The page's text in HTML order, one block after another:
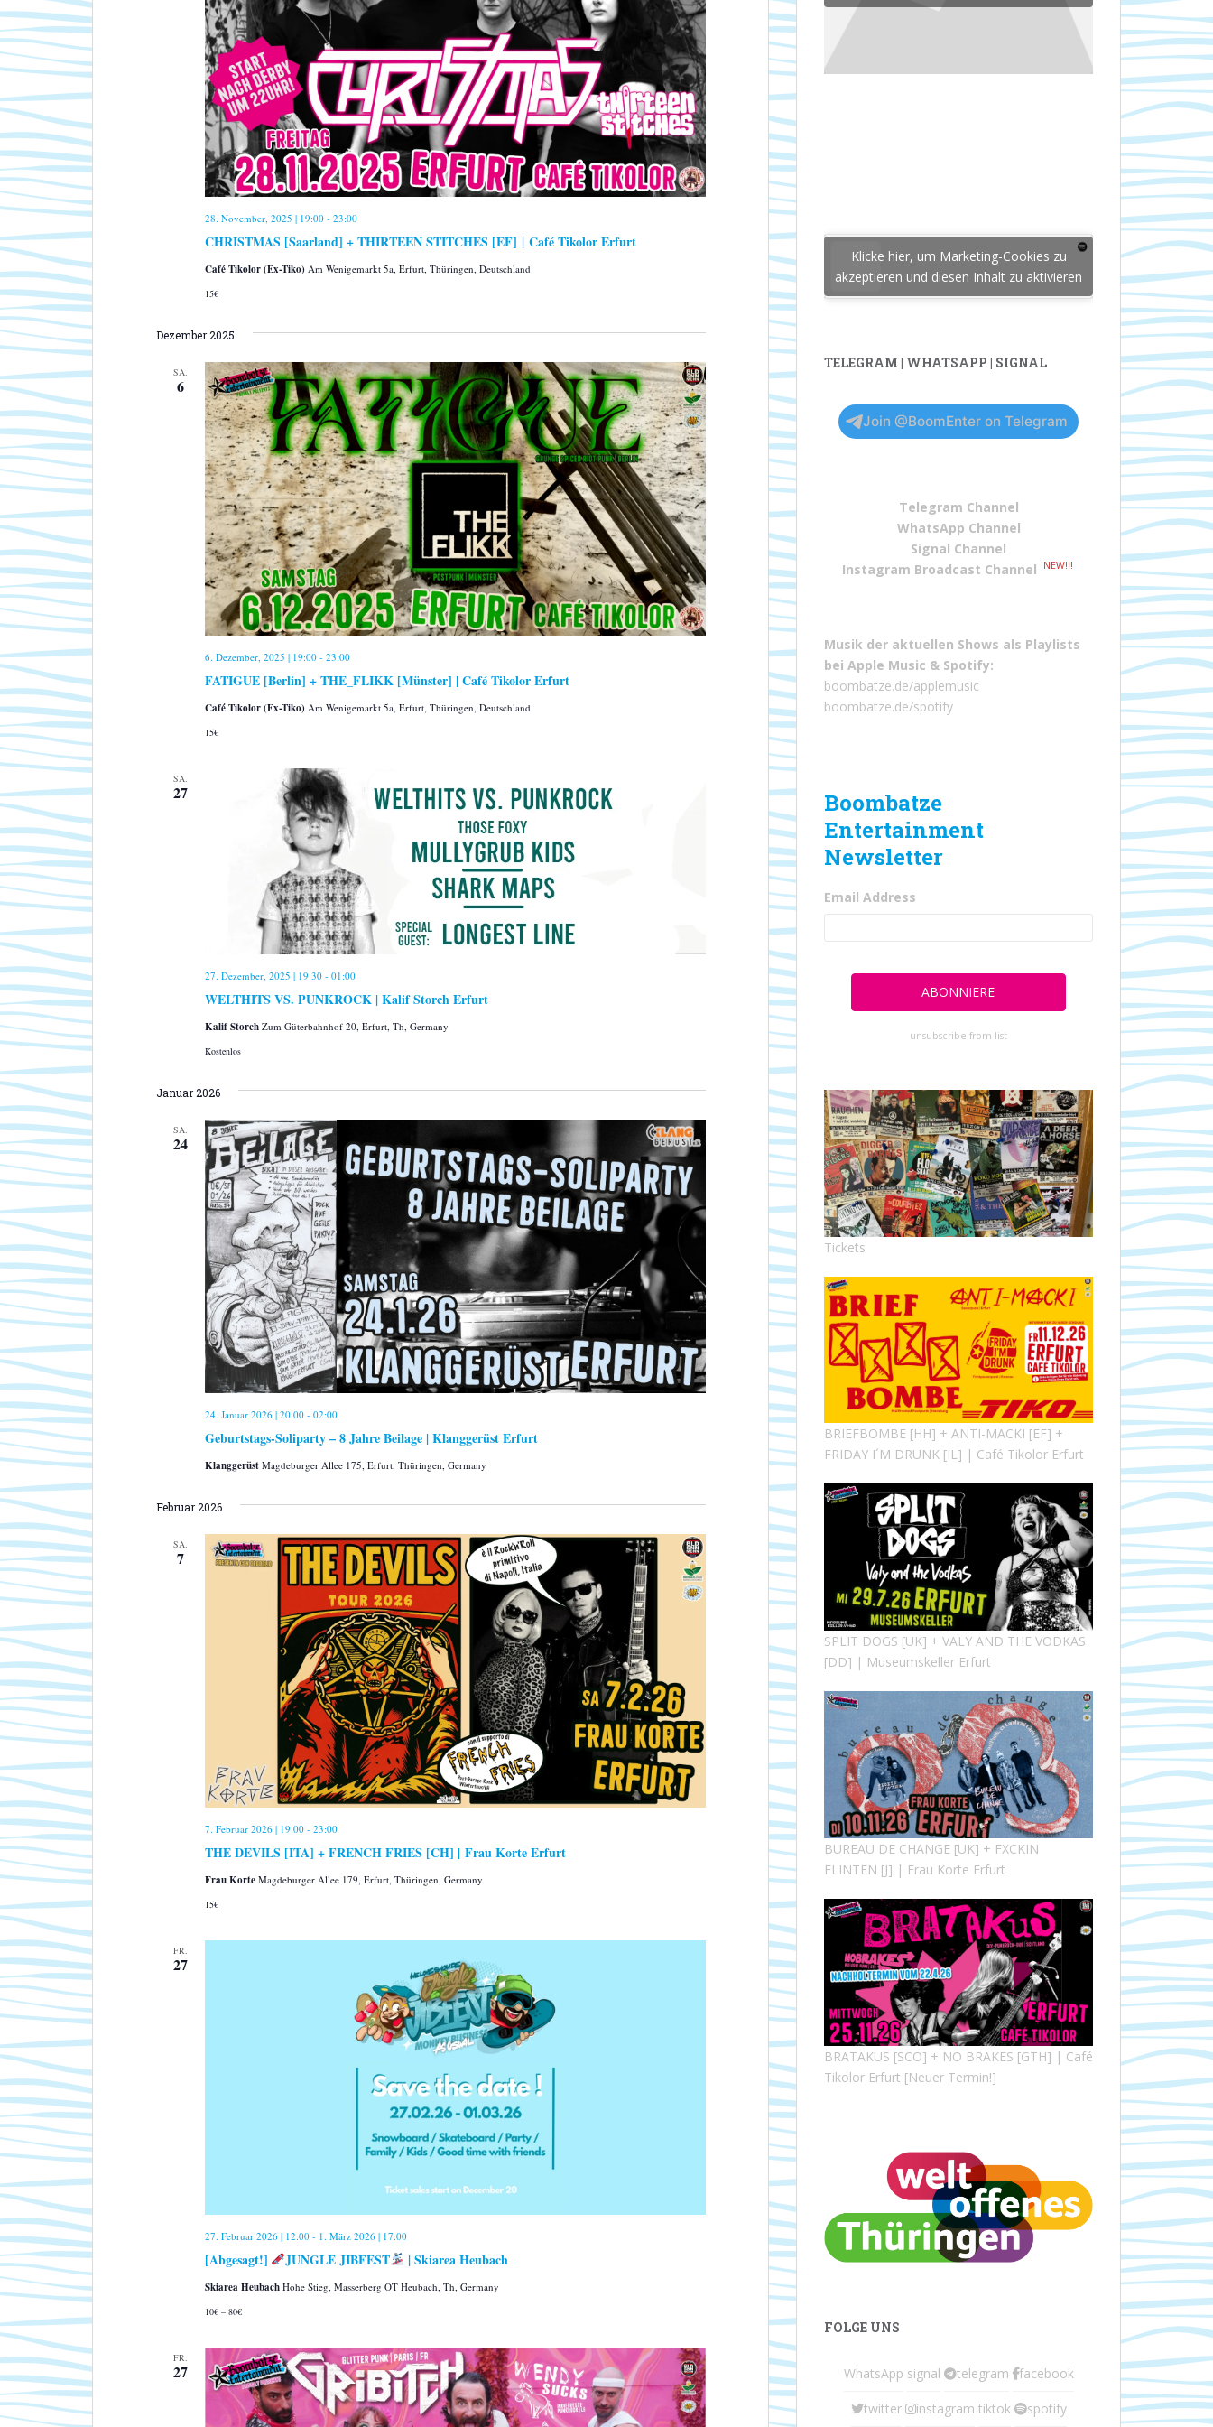
t
i
o
n
CHRISTMAS [Saarland] + THIRTEEN STITCHES [EF] | Café Tikolor Erfurt
28. November, 2025 | 19:00- 23:00
Café Tikolor (Ex-Tiko) Am Wenigemarkt 5a, Erfurt, Thüringen, Deutschland
15€
Dezember 2025
SA.
6
FATIGUE [Berlin] + THE_FLIKK [Münster] | Café Tikolor Erfurt
6. Dezember, 2025 | 19:00- 23:00
Café Tikolor (Ex-Tiko) Am Wenigemarkt 5a, Erfurt, Thüringen, Deutschland
15€
SA.
27
WELTHITS VS. PUNKROCK | Kalif Storch Erfurt
27. Dezember, 2025 | 19:30- 01:00
Kalif Storch Zum Güterbahnhof 20, Erfurt, Th, Germany
Kostenlos
Januar 2026
SA.
24
Geburtstags-Soliparty – 8 Jahre Beilage | Klanggerüst Erfurt
24. Januar 2026 | 20:00- 02:00
Klanggerüst Magdeburger Allee 175, Erfurt, Thüringen, Germany
Februar 2026
SA.
7
THE DEVILS [ITA] + FRENCH FRIES [CH] | Frau Korte Erfurt
7. Februar 2026 | 19:00- 23:00
Frau Korte Magdeburger Allee 179, Erfurt, Thüringen, Germany
15€
FR.
27
[Abgesagt!] JUNGLE JIBFEST | Skiarea Heubach
27. Februar 2026 | 12:00- 1. März 2026 | 17:00
Skiarea Heubach Hohe Stieg, Masserberg OT Heubach, Th, Germany
10€ – 80€
FR.
27
Klicke hier, um Marketing-Cookies zu
akzeptieren und diesen Inhalt zu aktivieren
TELEGRAM | WHATSAPP | SIGNAL
Join @BoomEnter on Telegram
Telegram Channel
WhatsApp Channel
Signal Channel
Instagram Broadcast Channel
NEW!!!
Musik der aktuellen Shows als Playlists
bei Apple Music & Spotify:
boombatze.de/applemusic
boombatze.de/spotify
Boombatze
Entertainment
Newsletter
Email Address
unsubscribe from list
Tickets
BRIEFBOMBE [HH] + ANTI-MACKI [EF] +
FRIDAY I´M DRUNK [IL] | Café Tikolor Erfurt
SPLIT DOGS [UK] + VALY AND THE VODKAS
[DD] | Museumskeller Erfurt
BUREAU DE CHANGE [UK] + FXCKIN
FLINTEN [J] | Frau Korte Erfurt
BRATAKUS [SCO] + NO BRAKES [GTH] | Café
Tikolor Erfurt [Neuer Termin!]
FOLGE UNS
WhatsApp signal telegram facebook
twitter instagram tiktok spotify